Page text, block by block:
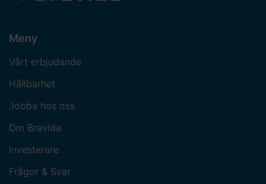
Meny
Vårt erbjudande
Hållbarhet
Jobba hos oss
Om Bravida
Investerare
Frågor & Svar